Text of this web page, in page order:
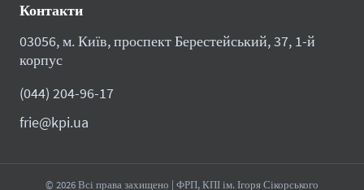
Контакти
03056, м. Київ, проспект Берестейський, 37, 1-й
корпус
(044) 204-96-17
frie@kpi.ua
© 2026 Всі права захищено | ФРП, КПІ ім. Ігоря Сікорського